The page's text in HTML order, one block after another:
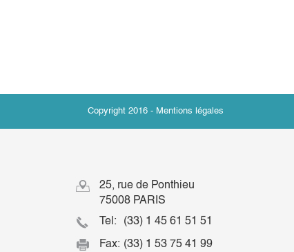
Copyright 2016 - Mentions légales
25, rue de Ponthieu
75008 PARIS
Tel:
(33) 1 45 61 51 51
Fax: (33) 1 53 75 41 99